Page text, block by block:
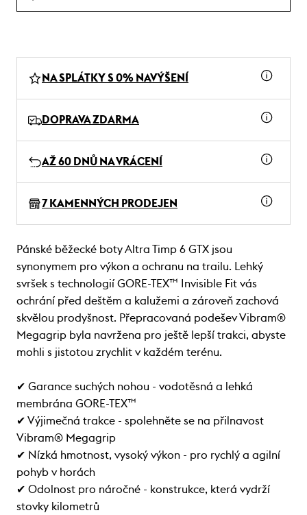
NA SPLÁTKY S 0% NAVÝŠENÍ
DOPRAVA ZDARMA
AŽ 60 DNŮ NA VRÁCENÍ
7 KAMENNÝCH PRODEJEN
Pánské běžecké boty Altra Timp 6 GTX jsou
synonymem pro výkon a ochranu na trailu. Lehký
svršek s technologií GORE-TEX™ Invisible Fit vás
ochrání před deštěm a kalužemi a zároveň zachová
skvělou prodyšnost. Přepracovaná podešev Vibram®
Megagrip byla navržena pro ještě lepší trakci, abyste
mohli s jistotou zrychlit v každém terénu.
✔ Garance suchých nohou - vodotěsná a lehká
membrána GORE-TEX™
✔ Výjimečná trakce - spolehněte se na přilnavost
Vibram® Megagrip
✔ Nízká hmotnost, vysoký výkon - pro rychlý a agilní
pohyb v horách
✔ Odolnost pro náročné - konstrukce, která vydrží
stovky kilometrů